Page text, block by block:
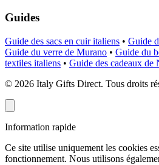
Guides
Guide des sacs en cuir italiens • Guide
Guide du verre de Murano • Guide du
textiles italiens • Guide des cadeaux de
© 2026 Italy Gifts Direct. Tous droits
Information rapide
Ce site utilise uniquement les cookies
fonctionnement. Nous utilisons